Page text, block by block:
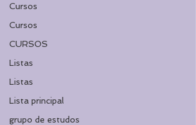
Cursos
Cursos
CURSOS
Listas
Listas
Lista principal
grupo de estudos